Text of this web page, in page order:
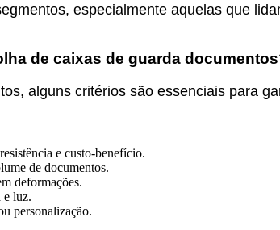
especialmente aquelas que
de caixas de guarda
alguns critérios são essenciais para
e custo-benefício.
de documentos.
deformações.
e luz.
personalização.